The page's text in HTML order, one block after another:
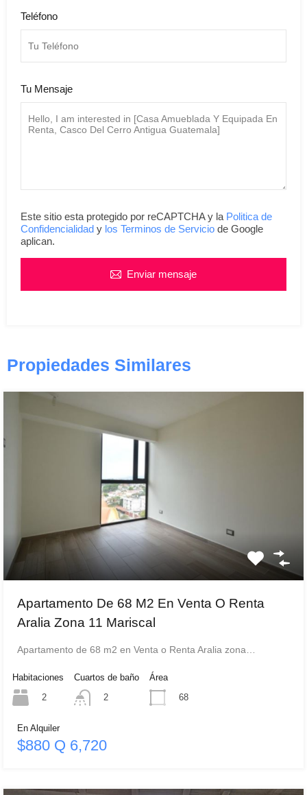
Teléfono
Tu Mensaje
Este sitio esta protegido por reCAPTCHA y la Politica de
Confidencialidad y los Terminos de Servicio de Google
aplican.
Enviar mensaje
Propiedades Similares
Apartamento De 68 M2 En Venta O Renta
Aralia Zona 11 Mariscal
Apartamento de 68 m2 en Venta o Renta Aralia zona…
Habitaciones
2
Cuartos de baño
2
Área
68
En Alquiler
$880 Q 6,720